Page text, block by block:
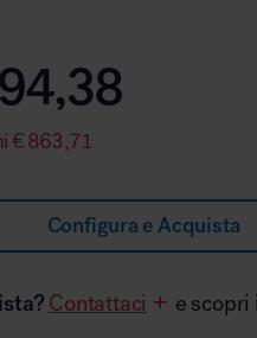
€863,71
Configura e Acquista
Contattaci e scopri